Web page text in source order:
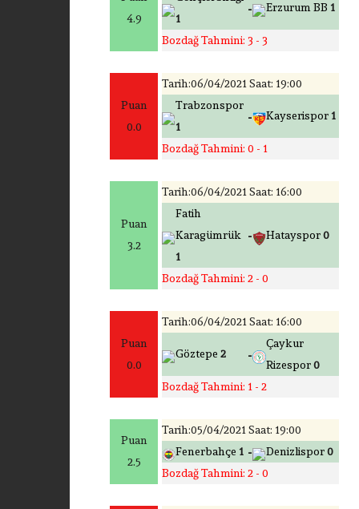
4.9
1
- Erzurum BB 1
Bozdağ Tahmini: 3 - 3
Puan
0.0
Tarih:06/04/2021 Saat: 19:00
Trabzonspor
1
- Kayserispor1
Bozdağ Tahmini: 0 - 1
Puan
3.2
Tarih:06/04/2021 Saat: 16:00
Fatih
Karagümrük
1
- Hatayspor0
Bozdağ Tahmini: 2 - 0
Puan
0.0
Tarih:06/04/2021 Saat: 16:00
Göztepe 2 -
Çaykur
Rizespor0
Bozdağ Tahmini: 1 - 2
Puan
2.5
Tarih:05/04/2021 Saat: 19:00
Fenerbahçe 1 - Denizlispor0
Bozdağ Tahmini: 2 - 0